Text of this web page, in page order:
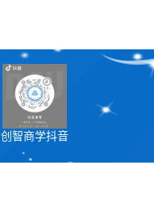
创智商学抖音